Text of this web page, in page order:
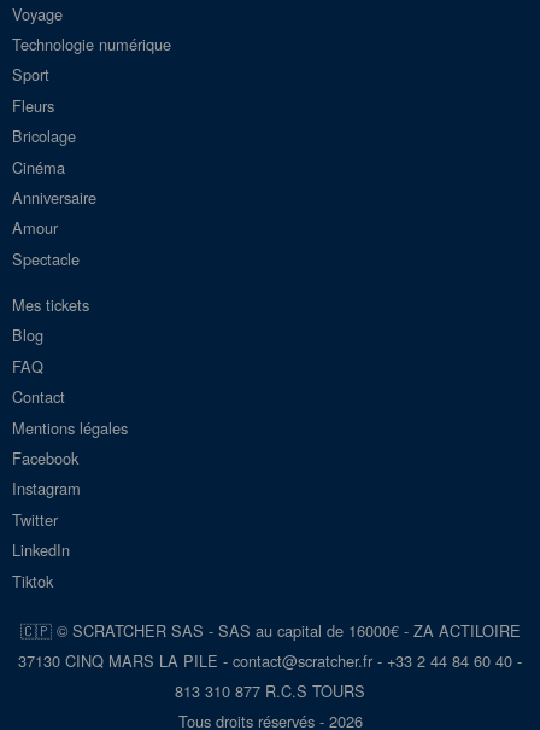
Voyage
Technologie numérique
Sport
Fleurs
Bricolage
Cinéma
Anniversaire
Amour
Spectacle
Mes tickets
Blog
FAQ
Contact
Mentions légales
Facebook
Instagram
Twitter
LinkedIn
Tiktok
🇨🇵 © SCRATCHER SAS - SAS au capital de 16000€ - ZA ACTILOIRE
37130 CINQ MARS LA PILE - contact@scratcher.fr - +33 2 44 84 60 40 -
813 310 877 R.C.S TOURS
Tous droits réservés - 2026